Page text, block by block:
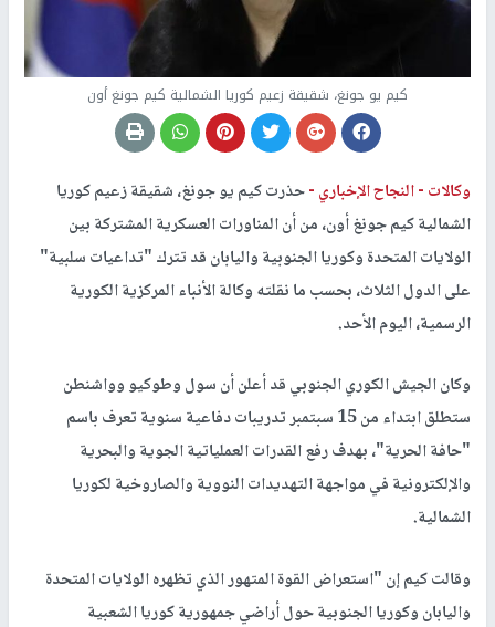
كيم يو جونغ، شقيقة زعيم كوريا الشمالية كيم جونغ أون
وكالات -النجاح الإخباري -حذرت كيم يو جونغ، شقيقة زعيم كوريا
الشمالية كيم جونغ أون، من أن المناورات العسكرية المشتركة بين
الولايات المتحدة وكوريا الجنوبية واليابان قد تترك "تداعيات سلبية"
على الدول الثلاث، بحسب ما نقلته وكالة الأنباء المركزية الكورية
الرسمية، اليوم الأحد.
وكان الجيش الكوري الجنوبي قد أعلن أن سول وطوكيو وواشنطن
ستطلق ابتداء من 15 سبتمبر تدريبات دفاعية سنوية تعرف باسم
"حافة الحرية"، بهدف رفع القدرات العملياتية الجوية والبحرية
والإلكترونية في مواجهة التهديدات النووية والصاروخية لكوريا
الشمالية.
وقالت كيم إن "استعراض القوة المتهور الذي تظهره الولايات المتحدة
واليابان وكوريا الجنوبية حول أراضي جمهورية كوريا الشعبية